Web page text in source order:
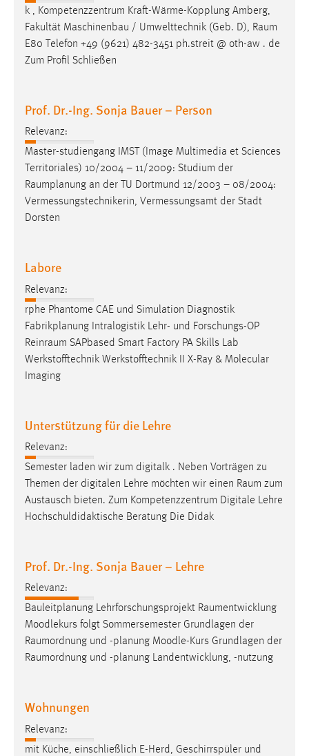
k , Kompetenzzentrum Kraft-Wärme-Kopplung Amberg,
Fakultät Maschinenbau / Umwelttechnik (Geb. D), Raum
E80 Telefon +49 (9621) 482-3451 ph.streit @ oth-aw . de
Zum Profil Schließen
Prof. Dr.-Ing. Sonja Bauer – Person
Relevanz:
Master-studiengang IMST (Image Multimedia et Sciences
Territoriales) 10/2004 – 11/2009: Studium der
Raumplanung an der TU Dortmund 12/2003 – 08/2004:
Vermessungstechnikerin, Vermessungsamt der Stadt
Dorsten
Labore
Relevanz:
rphe Phantome CAE und Simulation Diagnostik
Fabrikplanung Intralogistik Lehr- und Forschungs-OP
Reinraum SAPbased Smart Factory PA Skills Lab
Werkstofftechnik Werkstofftechnik II X-Ray & Molecular
Imaging
Unterstützung für die Lehre
Relevanz:
Semester laden wir zum digitalk . Neben Vorträgen zu
Themen der digitalen Lehre möchten wir einen Raum zum
Austausch bieten. Zum Kompetenzzentrum Digitale Lehre
Hochschuldidaktische Beratung Die Didak
Prof. Dr.-Ing. Sonja Bauer – Lehre
Relevanz:
Bauleitplanung Lehrforschungsprojekt Raumentwicklung
Moodlekurs folgt Sommersemester Grundlagen der
Raumordnung und -planung Moodle-Kurs Grundlagen der
Raumordnung und -planung Landentwicklung, -nutzung
Wohnungen
Relevanz:
mit Küche, einschließlich E-Herd, Geschirrspüler und